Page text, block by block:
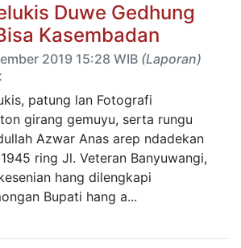
Duwe Gedhung
Kasembadan
2019 15:28 WIB (Laporan)
patung lan Fotografi
girang gemuyu, serta rungu
Azwar Anas arep ndadekan
ring Jl. Veteran Banyuwangi,
hang dilengkapi
Bupati hang a...